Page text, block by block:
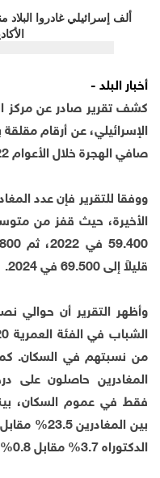
أخبار البلد -
كشف تقرير صادر عن مركز
الإسرائيلي، عن أرقام
صافي الهجرة خلال الأعوام 2022-2024 نحو 140 ألف شخص.
ووفقا للتقرير فإن عدد
قليلاً إلى 69.500 في 2024.
فقط في عموم السكان،
الدكتوراه 3.7% مقابل 0.8% فقط.